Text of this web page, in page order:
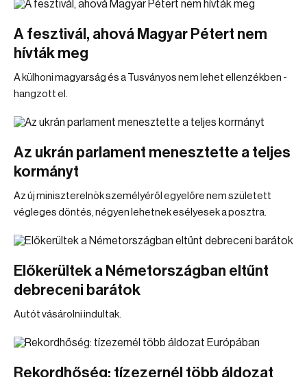
A fesztivál, ahová Magyar Pétert nem
hívták meg
A külhoni magyarság és a Tusványos nem lehet ellenzékben -
hangzott el.
Az ukrán parlament menesztette a teljes
kormányt
Az új miniszterelnök személyéről egyelőre nem született
végleges döntés, négyen lehetnek esélyesek a posztra.
Előkerültek a Németországban eltűnt
debreceni barátok
Autót vásárolni indultak.
Rekordhőség: tízezernél több áldozat